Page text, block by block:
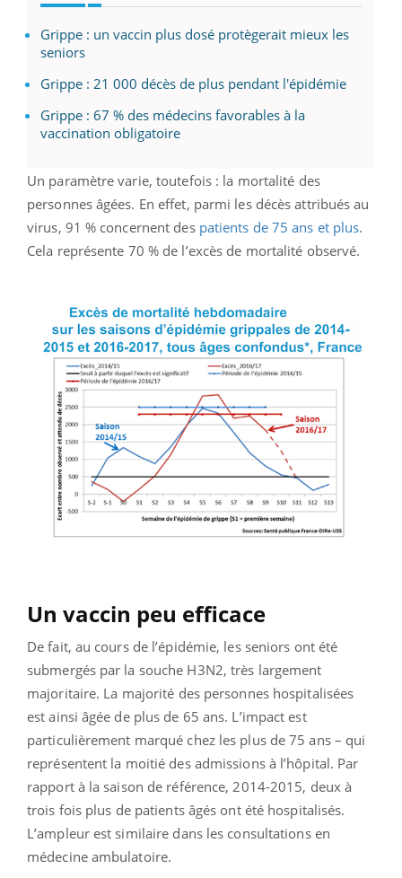
Grippe : un vaccin plus dosé protègerait mieux les
seniors
Grippe : 21 000 décès de plus pendant l'épidémie
Grippe : 67 % des médecins favorables à la
vaccination obligatoire
Un paramètre varie, toutefois : la mortalité des
personnes âgées. En effet, parmi les décès attribués au
virus, 91 % concernent des patients de 75 ans et plus.
Cela représente 70 % de l’excès de mortalité observé.
Un vaccin peu efficace
De fait, au cours de l’épidémie, les seniors ont été
submergés par la souche H3N2, très largement
majoritaire. La majorité des personnes hospitalisées
est ainsi âgée de plus de 65 ans. L’impact est
particulièrement marqué chez les plus de 75 ans – qui
représentent la moitié des admissions à l’hôpital. Par
rapport à la saison de référence, 2014-2015, deux à
trois fois plus de patients âgés ont été hospitalisés.
L’ampleur est similaire dans les consultations en
médecine ambulatoire.